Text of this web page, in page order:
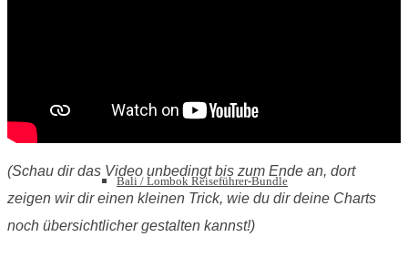
Bali / Lombok Reiseführer-Bundle
(Schau dir das Video unbedingt bis zum Ende an, dort
zeigen wir dir einen kleinen Trick, wie du dir deine Charts
noch übersichtlicher gestalten kannst!)